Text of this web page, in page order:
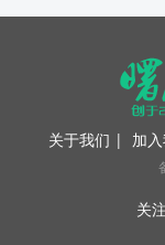
关于我们 | 加
关